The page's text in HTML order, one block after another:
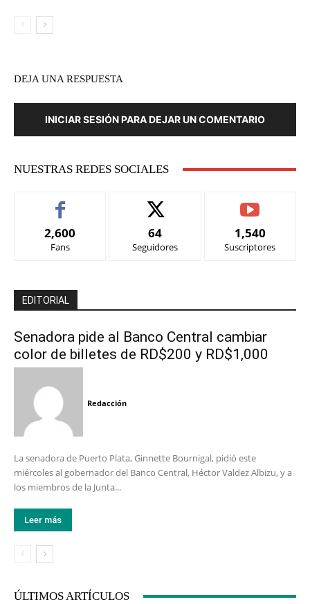
DEJA UNA RESPUESTA
INICIAR SESIÓN PARA DEJAR UN COMENTARIO
NUESTRAS REDES SOCIALES
2,600
Fans
64
Seguidores
1,540
Suscriptores
EDITORIAL
Senadora pide al Banco Central cambiar
color de billetes de RD$200 y RD$1,000
Redacción
La senadora de Puerto Plata, Ginnette Bournigal, pidió este
miércoles al gobernador del Banco Central, Héctor Valdez Albizu, y a
los miembros de la Junta...
Leer más
ÚLTIMOS ARTÍCULOS